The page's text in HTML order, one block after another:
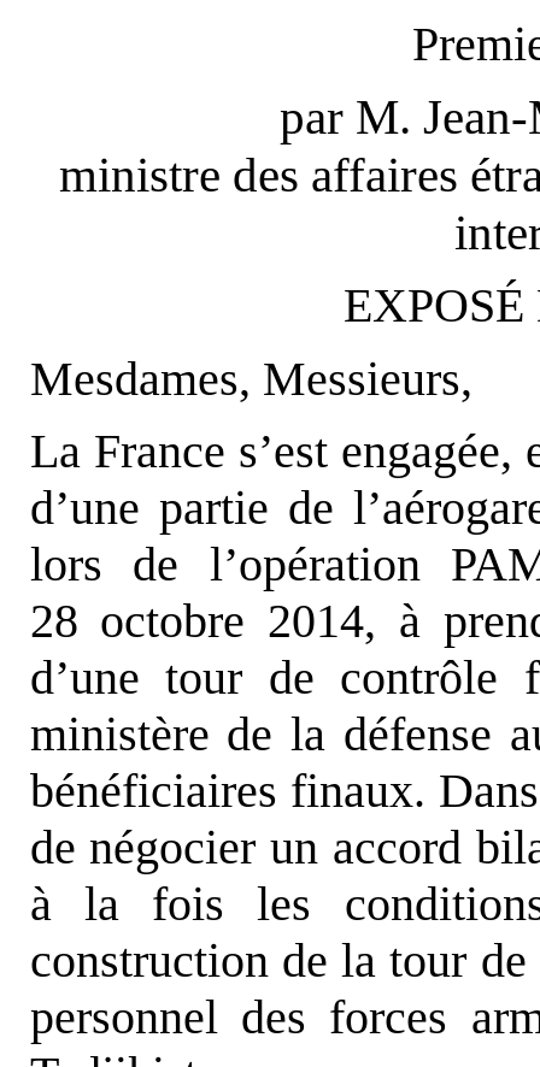
par M.
ministre des affaires
Mesdames, Messieurs,
La France s’est
d’une partie de
lors de l’opération
28 octobre 2014, à
d’une tour de contrôle
ministère de la défense
bénéficiaires finaux.
de négocier un accord
à la fois les
construction de la tour
personnel des forces